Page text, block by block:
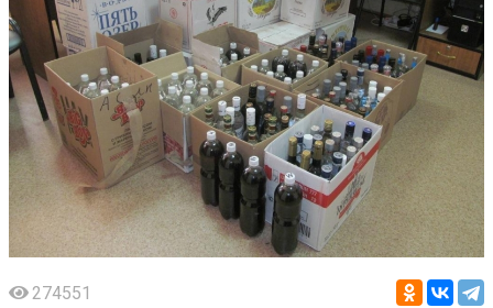
274551